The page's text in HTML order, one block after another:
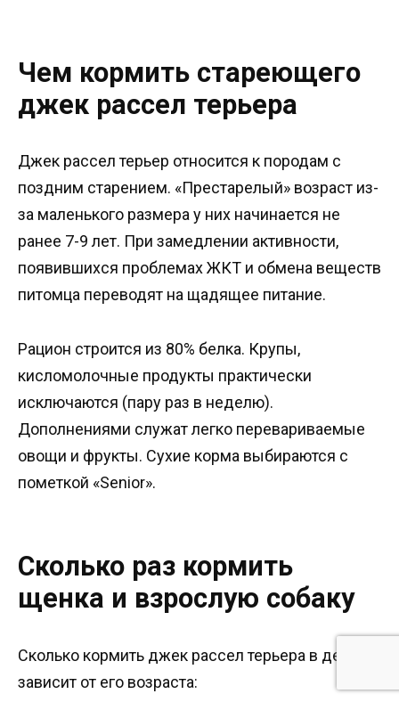
Чем кормить стареющего
джек рассел терьера
Джек рассел терьер относится к породам с
поздним старением. «Престарелый» возраст из-
за маленького размера у них начинается не
ранее 7-9 лет. При замедлении активности,
появившихся проблемах ЖКТ и обмена веществ
питомца переводят на щадящее питание.
Рацион строится из 80% белка. Крупы,
кисломолочные продукты практически
исключаются (пару раз в неделю).
Дополнениями служат легко перевариваемые
овощи и фрукты. Сухие корма выбираются с
пометкой «Senior».
Сколько раз кормить
щенка и взрослую собаку
Сколько кормить джек рассел терьера в день
зависит от его возраста: